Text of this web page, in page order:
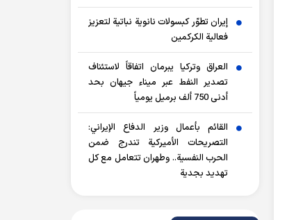
إيران تطوّر كبسولات نانوية نباتية لتعزيز
فعالية الكركمين
العراق وتركيا يبرمان اتفاقاً لاستئناف
تصدير النفط عبر ميناء جيهان بحد
أدنى 750 ألف برميل يومياً
القائم بأعمال وزير الدفاع الإيراني:
التصريحات الأميركية تندرج ضمن
الحرب النفسية.. وطهران تتعامل مع كل
تهديد بجدية